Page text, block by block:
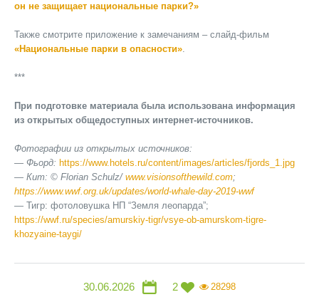
он не защищает национальные парки?»
Также смотрите приложение к замечаниям – слайд-фильм
«Национальные парки в опасности».
***
При подготовке материала была использована информация
из открытых общедоступных интернет-источников.
Фотографии из открытых источников:
— Фьорд: https://www.hotels.ru/content/images/articles/fjords_1.jpg
— Кит: © Florian Schulz/ www.visionsofthewild.com;
https://www.wwf.org.uk/updates/world-whale-day-2019-wwf
— Тигр: фотоловушка НП “Земля леопарда”;
https://wwf.ru/species/amurskiy-tigr/vsye-ob-amurskom-tigre-
khozyaine-taygi/
30.06.2026 2 28298